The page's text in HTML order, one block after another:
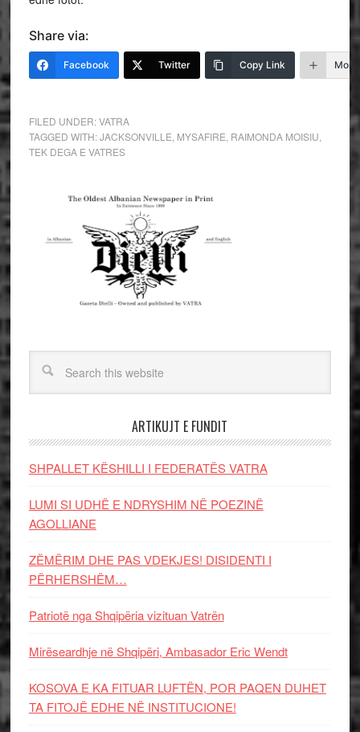
Share via:
Facebook Twitter Copy Link More
FILED UNDER:VATRA
TAGGED WITH:JACKSONVILLE MYSAFIRE RAIMONDA MOISIU
TEK DEGA E VATRES
ARTIKUJT E FUNDIT
SHPALLET KËSHILLI I FEDERATËS VATRA
LUMI SI UDHË E NDRYSHIM NË POEZINË
AGOLLIANE
ZËMËRIM DHE PAS VDEKJES! DISIDENTI I
PËRHERSHËM…
Patriotë nga Shqipëria vizituan Vatrën
Mirëseardhje në Shqipëri, Ambasador Eric Wendt
KOSOVA E KA FITUAR LUFTËN, POR PAQEN DUHET
TA FITOJË EDHE NË INSTITUCIONE!